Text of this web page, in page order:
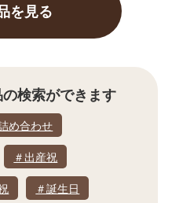
を見る
検索ができます
め合わせ
＃出産祝
＃誕生日